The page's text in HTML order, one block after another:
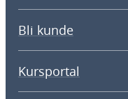
Bli kunde
Kursportal